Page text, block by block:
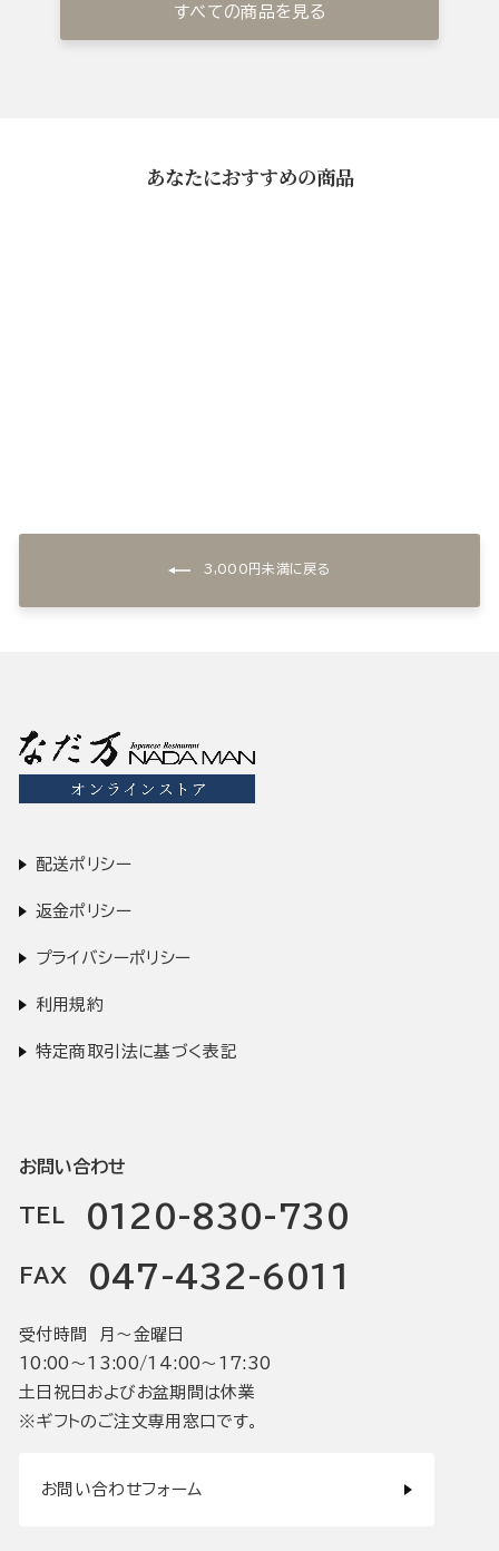
すべての商品を見る
あなたにおすすめの商品
3,000円未満に戻る
配送ポリシー
返金ポリシー
プライバシーポリシー
利用規約
特定商取引法に基づく表記
お問い合わせ
TEL 0120-830-730
FAX 047-432-6011
受付時間 月〜金曜日
10:00〜13:00/14:00〜17:30
土日祝日およびお盆期間は休業
※ギフトのご注文専用窓口です。
お問い合わせフォーム